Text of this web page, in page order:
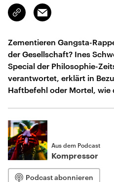
Link
kopieren/teilen
Email
Zementieren Gangsta-
der Gesellschaft? Ines
Special der Philosophie-
verantwortet, erklärt in
Haftbefehl oder Mortel,
Aus dem Podcast
Kompressor
Podcast abonnieren